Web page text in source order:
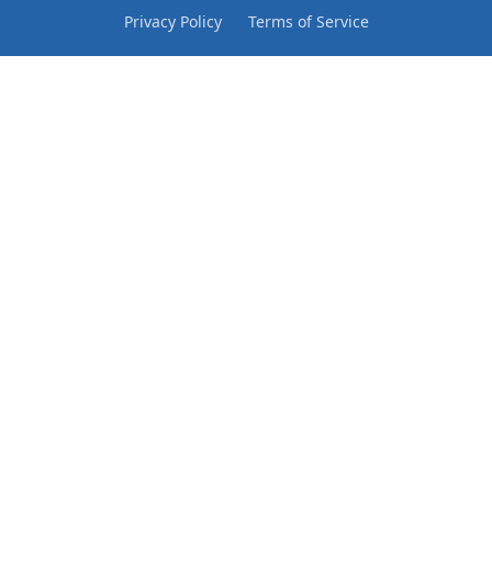
Privacy Policy Terms of Service